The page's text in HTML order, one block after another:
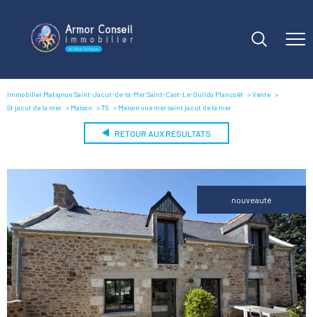
Immobilier Matignon Saint-Jacut-de-la-Mer Saint-Cast-Le-Guildo Plancoët
Vente
St jacut de la mer
Maison T5 Maison vue mer saint jacut de la mer
RETOUR AUX RÉSULTATS
nouveauté